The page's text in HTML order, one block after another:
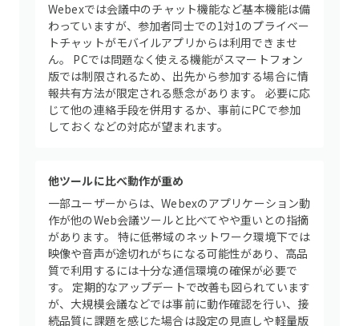
Webexでは会議中のチャット機能など基本機能は備
わっていますが、参加者同士での1対1のプライベー
トチャットがモバイルアプリからは利用できませ
ん。 PCでは問題なく使える機能がスマートフォン
版では制限されるため、出先から参加する場合に情
報共有方法が限定される懸念があります。 必要に応
じて他の連絡手段を併用するか、事前にPCで参加
しておくなどの対応が望まれます。
他ツールに比べ動作が重め
一部ユーザーからは、Webexのアプリケーション動
作が他のWeb会議ツールと比べてやや重いとの指摘
があります。 特に低帯域のネットワーク環境下では
映像や音声が途切れがちになる可能性があり、高品
質で利用するには十分な通信環境の確保が必要で
す。 定期的なアップデートで改善も図られています
が、大規模会議などでは事前に動作確認を行い、接
続品質に課題を感じた場合は設定の見直しや軽量版